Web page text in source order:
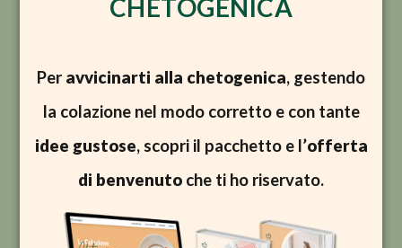
CHETOGENICA
Per avvicinarti alla chetogenica, gestendo
la colazione nel modo corretto e con tante
idee gustose, scopri il pacchetto e l’offerta
di benvenuto che ti ho riservato.